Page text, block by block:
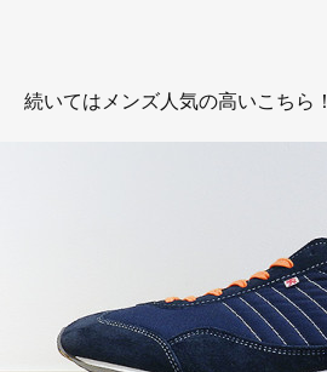
続いてはメンズ人気の高いこちら！